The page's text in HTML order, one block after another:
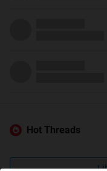
Hot Threads